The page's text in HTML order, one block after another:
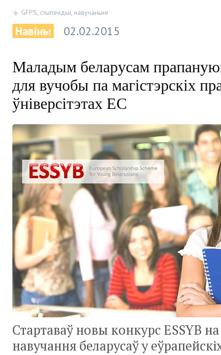
GFPS, стыпендыі, навучаньне
Навіны 02.02.2015
Маладым беларусам
для вучобы па магістэрскіх
ўніверсітэтах ЕС
Стартаваў новы конкурс ESSYB
навучання беларусаў у